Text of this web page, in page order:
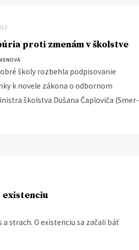
proti zmenám v školstve
školy rozbehla podpisovanie
k novele zákona o odbornom
školstva Dušana Čaploviča (Smer-
existenciu
strach. O existenciu sa začali báť